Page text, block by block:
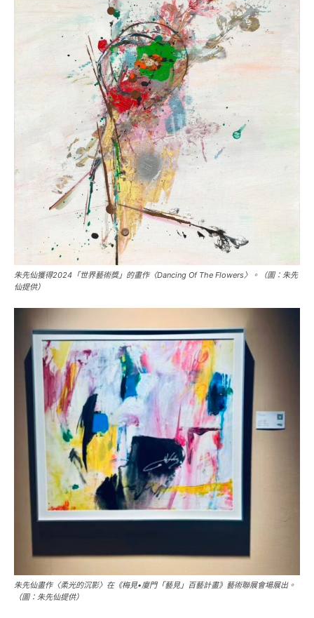
朱先仙獲得2024「世界藝術獎」的畫作〈Dancing Of The Flowers〉。（圖：朱先
仙提供）
朱先仙畫作〈柔光的沉影〉在《梅見•廈門「藝見」百藝計畫》藝術聯展會場展出。
（圖：朱先仙提供）